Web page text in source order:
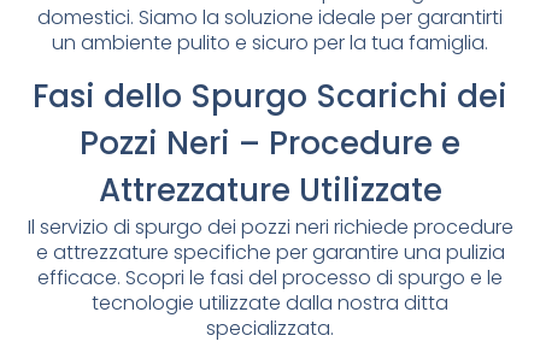
domestici. Siamo la soluzione ideale per garantirti
un ambiente pulito e sicuro per la tua famiglia.
Fasi dello Spurgo Scarichi dei
Pozzi Neri – Procedure e
Attrezzature Utilizzate
Il servizio di spurgo dei pozzi neri richiede procedure
e attrezzature specifiche per garantire una pulizia
efficace. Scopri le fasi del processo di spurgo e le
tecnologie utilizzate dalla nostra ditta
specializzata.